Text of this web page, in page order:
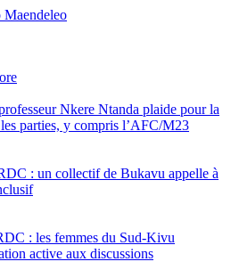
Nkere Ntanda plaide pour la
parties, y compris l’AFC/M23
: un collectif de Bukavu appelle à
: les femmes du Sud-Kivu
active aux discussions